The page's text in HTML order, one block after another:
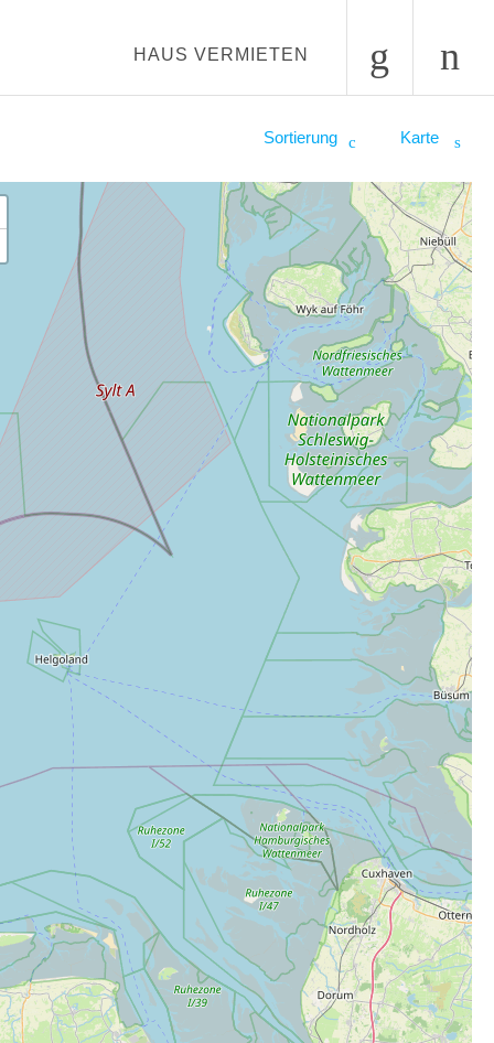
HAUS VERMIETEN
Karte
Sortierung